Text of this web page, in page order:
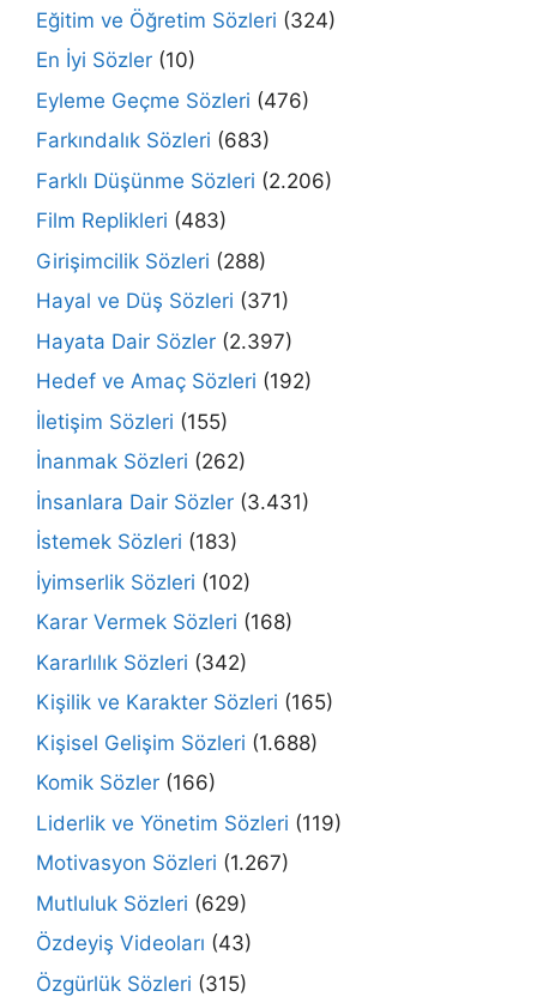
Eğitim ve Öğretim Sözleri (324)
En İyi Sözler (10)
Eyleme Geçme Sözleri (476)
Farkındalık Sözleri (683)
Farklı Düşünme Sözleri (2.206)
Film Replikleri (483)
Girişimcilik Sözleri (288)
Hayal ve Düş Sözleri (371)
Hayata Dair Sözler (2.397)
Hedef ve Amaç Sözleri (192)
İletişim Sözleri (155)
İnanmak Sözleri (262)
İnsanlara Dair Sözler (3.431)
İstemek Sözleri (183)
İyimserlik Sözleri (102)
Karar Vermek Sözleri (168)
Kararlılık Sözleri (342)
Kişilik ve Karakter Sözleri (165)
Kişisel Gelişim Sözleri (1.688)
Komik Sözler (166)
Liderlik ve Yönetim Sözleri (119)
Motivasyon Sözleri (1.267)
Mutluluk Sözleri (629)
Özdeyiş Videoları (43)
Özgürlük Sözleri (315)